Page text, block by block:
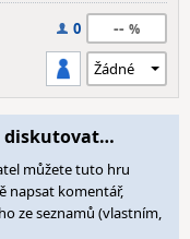
0 --
diskutovat…
můžete tuto hru
napsat komentář,
ze seznamů (vlastním,